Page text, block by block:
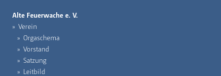
Alte Feuerwache e. V.
Verein
Orgaschema
Vorstand
Satzung
Leitbild